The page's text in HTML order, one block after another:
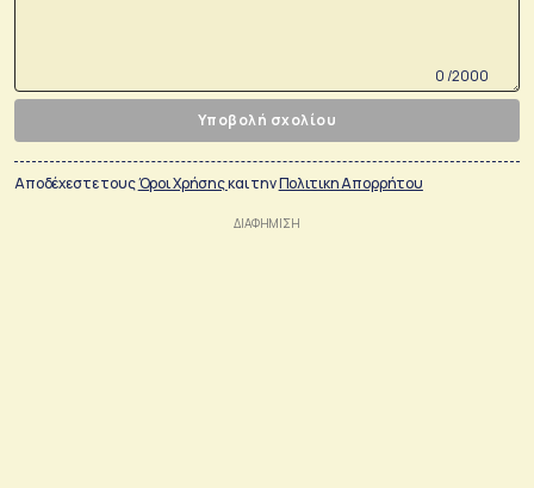
0 /2000
Υποβολή σχολίου
Αποδέχεστε τουςΌροι Χρήσηςκαι τηνΠολιτικη Απορρήτου